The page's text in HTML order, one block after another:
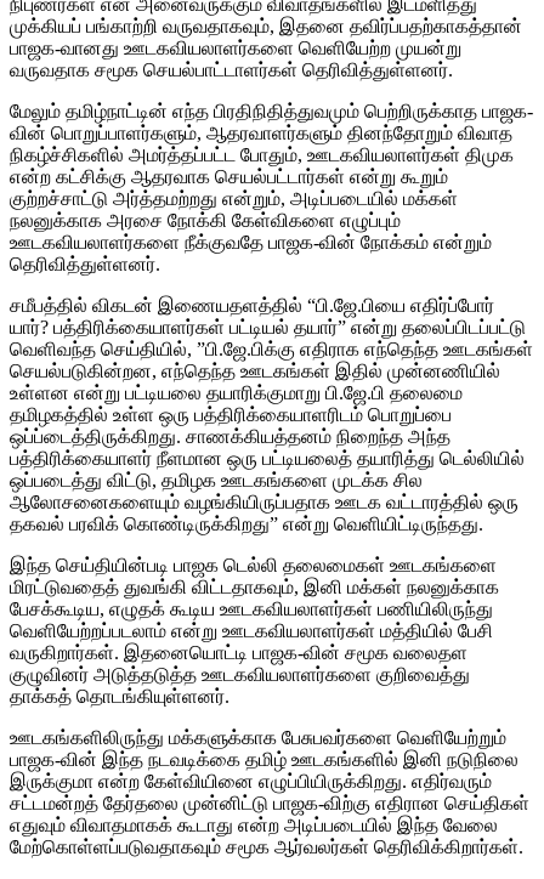
நிபுணர்கள் என அனைவருக்கும் விவாதங்களில் இடமளித்து
முக்கியப் பங்காற்றி வருவதாகவும், இதனை தவிர்ப்பதற்காகத்தான்
பாஜக-வானது ஊடகவியலாளர்களை வெளியேற்ற முயன்று
வருவதாக சமூக செயல்பாட்டாளர்கள் தெரிவித்துள்ளனர்.
மேலும் தமிழ்நாட்டின் எந்த பிரதிநிதித்துவமும் பெற்றிருக்காத பாஜக-
வின் பொறுப்பாளர்களும், ஆதரவாளர்களும் தினந்தோறும் விவாத
நிகழ்ச்சிகளில் அமர்த்தப்பட்ட போதும், ஊடகவியலாளர்கள் திமுக
என்ற கட்சிக்கு ஆதரவாக செயல்பட்டார்கள் என்று கூறும்
குற்றச்சாட்டு அர்த்தமற்றது என்றும், அடிப்படையில் மக்கள்
நலனுக்காக அரசை நோக்கி கேள்விகளை எழுப்பும்
ஊடகவியலாளர்களை நீக்குவதே பாஜக-வின் நோக்கம் என்றும்
தெரிவித்துள்ளனர்.
சமீபத்தில் விகடன் இணையதளத்தில் “பி.ஜே.பியை எதிர்ப்போர்
யார்? பத்திரிக்கையாளர்கள் பட்டியல் தயார்” என்று தலைப்பிடப்பட்டு
வெளிவந்த செய்தியில், ”பி.ஜே.பிக்கு எதிராக எந்தெந்த ஊடகங்கள்
செயல்படுகின்றன, எந்தெந்த ஊடகங்கள் இதில் முன்னணியில்
உள்ளன என்று பட்டியலை தயாரிக்குமாறு பி.ஜே.பி தலைமை
தமிழகத்தில் உள்ள ஒரு பத்திரிக்கையாளரிடம் பொறுப்பை
ஒப்ப்டைத்திருக்கிறது. சாணக்கியத்தனம் நிறைந்த அந்த
பத்திரிக்கையாளர் நீளமான ஒரு பட்டியலைத் தயாரித்து டெல்லியில்
ஒப்படைத்து விட்டு, தமிழக ஊடகங்களை முடக்க சில
ஆலோசனைகளையும் வழங்கியிருப்பதாக ஊடக வட்டாரத்தில் ஒரு
தகவல் பரவிக் கொண்டிருக்கிறது” என்று வெளியிட்டிருந்தது.
இந்த செய்தியின்படி பாஜக டெல்லி தலைமைகள் ஊடகங்களை
மிரட்டுவதைத் துவங்கி விட்டதாகவும், இனி மக்கள் நலனுக்காக
பேசக்கூடிய, எழுதக் கூடிய ஊடகவியலாளர்கள் பணியிலிருந்து
வெளியேற்றப்படலாம் என்று ஊடகவியலாளர்கள் மத்தியில் பேசி
வருகிறார்கள். இதனையொட்டி பாஜக-வின் சமூக வலைதள
குழுவினர் அடுத்தடுத்த ஊடகவியலாளர்களை குறிவைத்து
தாக்கத் தொடங்கியுள்ளனர்.
ஊடகங்களிலிருந்து மக்களுக்காக பேசுபவர்களை வெளியேற்றும்
பாஜக-வின் இந்த நடவடிக்கை தமிழ் ஊடகங்களில் இனி நடுநிலை
இருக்குமா என்ற கேள்வியினை எழுப்பியிருக்கிறது. எதிர்வரும்
சட்டமன்றத் தேர்தலை முன்னிட்டு பாஜக-விற்கு எதிரான செய்திகள்
எதுவும் விவாதமாகக் கூடாது என்ற அடிப்படையில் இந்த வேலை
மேற்கொள்ளப்படுவதாகவும் சமூக ஆர்வலர்கள் தெரிவிக்கிறார்கள்.